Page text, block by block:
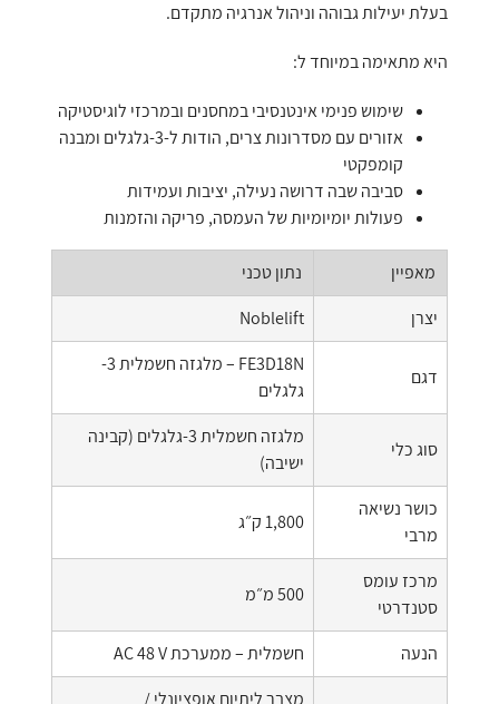
בעלת יעילות גבוהה וניהול אנרגיה מתקדם.
היא מתאימה במיוחד ל:
שימוש פנימי אינטנסיבי במחסנים ובמרכזי לוגיסטיקה
אזורים עם מסדרונות צרים, הודות ל-3-גלגלים ומבנה
קומפקטי
סביבה שבה דרושה נעילה, יציבות ועמידות
פעולות יומיומיות של העמסה, פריקה והזמנות
מאפיין
נתון טכני
יצרן
Noblelift
דגם
FE3D18N – מלגזה חשמלית 3-
גלגלים
סוג כלי
מלגזה חשמלית 3-גלגלים (קבינה
ישיבה)
כושר נשיאה
מרבי
1,800 ק״ג
מרכז עומס
סטנדרטי
500 מ״מ
הנעה חשמלית – ממערכת AC 48 V
מצבר ליתיום אופציונלי /